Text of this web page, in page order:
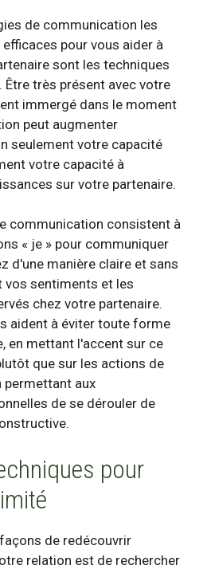
de communication les
pour vous aider à
sont les techniques
Être très présent avec votre
immergé dans le moment
peut augmenter
seulement votre capacité
votre capacité à
sur votre partenaire.
communication consistent à
« je » pour communiquer
d'une manière claire et sans
vos sentiments et les
chez votre partenaire.
aident à éviter toute forme
en mettant l'accent sur ce
que sur les actions de
permettant aux
de se dérouler de
pour
de redécouvrir
relation est de rechercher